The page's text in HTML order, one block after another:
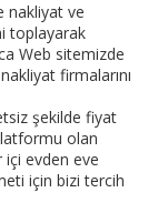
nakliyat ve
toplayarak
Web sitemizde
firmalarını
şekilde fiyat
olan
içi evden eve
için bizi tercih